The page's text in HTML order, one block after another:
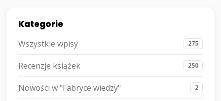
Kategorie
Wszystkie wpisy 275
Recenzje książek 250
Nowości w "Fabryce wiedzy" 2